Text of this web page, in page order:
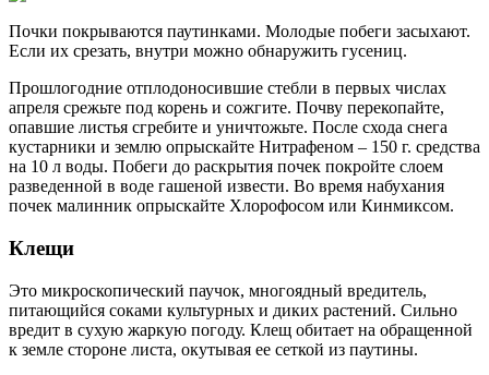
Почки покрываются паутинками. Молодые побеги засыхают.
Если их срезать, внутри можно обнаружить гусениц.
Прошлогодние отплодоносившие стебли в первых числах
апреля срежьте под корень и сожгите. Почву перекопайте,
опавшие листья сгребите и уничтожьте. После схода снега
кустарники и землю опрыскайте Нитрафеном – 150 г. средства
на 10 л воды. Побеги до раскрытия почек покройте слоем
разведенной в воде гашеной извести. Во время набухания
почек малинник опрыскайте Хлорофосом или Кинмиксом.
Клещи
Это микроскопический паучок, многоядный вредитель,
питающийся соками культурных и диких растений. Сильно
вредит в сухую жаркую погоду. Клещ обитает на обращенной
к земле стороне листа, окутывая ее сеткой из паутины.